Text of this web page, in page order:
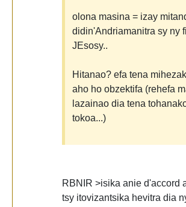
olona masina = izay
didin'Andriamanitra sy ny
JEsosy..
Hitanao? efa tena
aho ho obzektifa (rehefa
lazainao dia tena
tokoa...)
RBNIR >isika anie d'accord
tsy itovizantsika hevitra dia